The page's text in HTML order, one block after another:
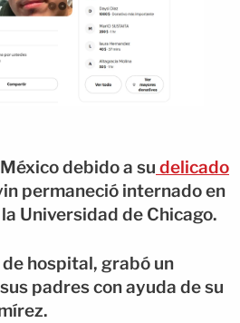
debido a su delicado
permaneció internado en
Universidad de Chicago.
hospital, grabó un
padres con ayuda de su